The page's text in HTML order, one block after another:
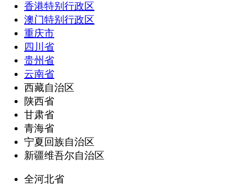
香港特别行政区
澳门特别行政区
重庆市
四川省
贵州省
云南省
西藏自治区
陕西省
甘肃省
青海省
宁夏回族自治区
新疆维吾尔自治区
全河北省